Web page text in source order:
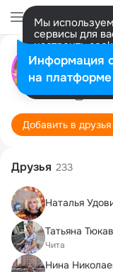
Мы
сервисы для
настроить
Разрешить
Нина
учеба
2 мая
Добавить в друзья
Друзья 233
Наталья
Татьяна
Чита
Нина
Информация
на